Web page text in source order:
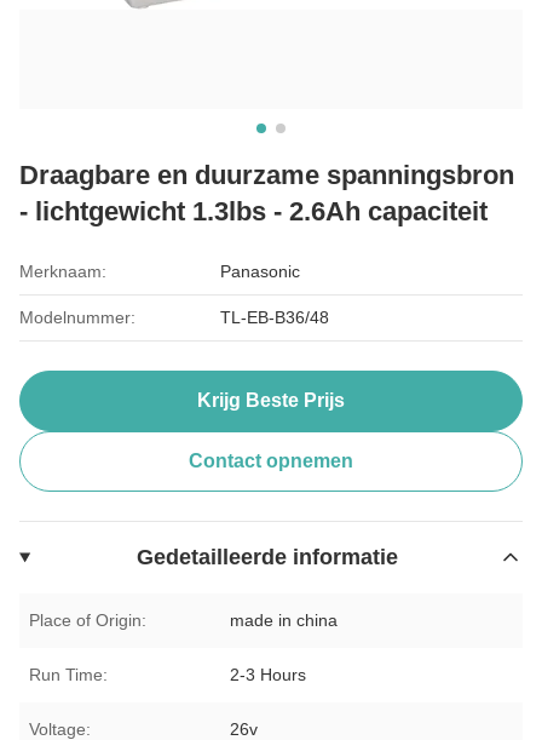
Draagbare en duurzame spanningsbron
- lichtgewicht 1.3lbs - 2.6Ah capaciteit
Merknaam: Panasonic
Modelnummer: TL-EB-B36/48
Krijg Beste Prijs
Contact opnemen
Gedetailleerde informatie
Place of Origin: made in china
Run Time: 2-3 Hours
Voltage: 26v